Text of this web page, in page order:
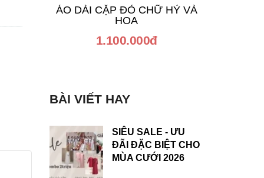
ÁO DÀI CẶP ĐỎ CHỮ HỶ VÀ
HOA
1.100.000đ
BÀI VIẾT HAY
SIÊU SALE - ƯU
ĐÃI ĐẶC BIỆT CHO
MÙA CƯỚI 2026